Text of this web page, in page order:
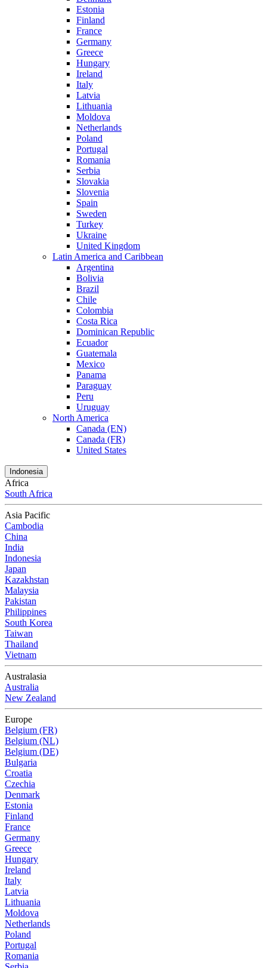
Estonia
Finland
France
Germany
Greece
Hungary
Ireland
Italy
Latvia
Lithuania
Moldova
Netherlands
Poland
Portugal
Romania
Serbia
Slovakia
Slovenia
Spain
Sweden
Turkey
Ukraine
United Kingdom
Latin America and Caribbean
Argentina
Bolivia
Brazil
Chile
Colombia
Costa Rica
Dominican Republic
Ecuador
Guatemala
Mexico
Panama
Paraguay
Peru
Uruguay
North America
Canada (EN)
Canada (FR)
United States
Indonesia
Africa
South Africa
Asia Pacific
Cambodia
China
India
Indonesia
Japan
Kazakhstan
Malaysia
Pakistan
Philippines
South Korea
Taiwan
Thailand
Vietnam
Australasia
Australia
New Zealand
Europe
Belgium (FR)
Belgium (NL)
Belgium (DE)
Bulgaria
Croatia
Czechia
Denmark
Estonia
Finland
France
Germany
Greece
Hungary
Ireland
Italy
Latvia
Lithuania
Moldova
Netherlands
Poland
Portugal
Romania